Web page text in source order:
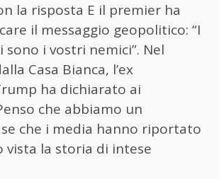
la risposta E il premier ha
il messaggio geopolitico: “I
i vostri nemici”. Nel
Casa Bianca, l’ex
ha dichiarato ai
che abbiamo un
che i media hanno riportato
vista la storia di intese